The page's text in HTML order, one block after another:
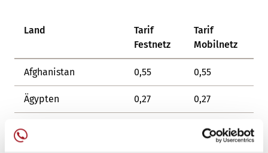
Land
Tarif
Festnetz
Tarif
Mobilnetz
Afghanistan 0,55 0,55
Ägypten 0,27 0,27
0,45